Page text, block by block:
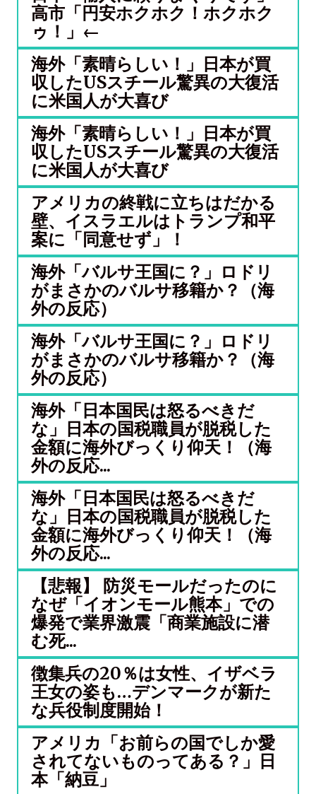
高市「円安ホクホク！ホクホク
ゥ！」←
海外「素晴らしい！」日本が買
収したUSスチール驚異の大復活
に米国人が大喜び
海外「素晴らしい！」日本が買
収したUSスチール驚異の大復活
に米国人が大喜び
アメリカの終戦に立ちはだかる
壁、イスラエルはトランプ和平
案に「同意せず」！
海外「バルサ王国に？」ロドリ
がまさかのバルサ移籍か？（海
外の反応）
海外「バルサ王国に？」ロドリ
がまさかのバルサ移籍か？（海
外の反応）
海外「日本国民は怒るべきだ
な」日本の国税職員が脱税した
金額に海外びっくり仰天！（海
外の反応...
海外「日本国民は怒るべきだ
な」日本の国税職員が脱税した
金額に海外びっくり仰天！（海
外の反応...
【悲報】 防災モールだったのに
なぜ「イオンモール熊本」での
爆発で業界激震「商業施設に潜
む死...
徴集兵の20％は女性、イザベラ
王女の姿も…デンマークが新た
な兵役制度開始！
アメリカ「お前らの国でしか愛
されてないものってある？」日
本「納豆」